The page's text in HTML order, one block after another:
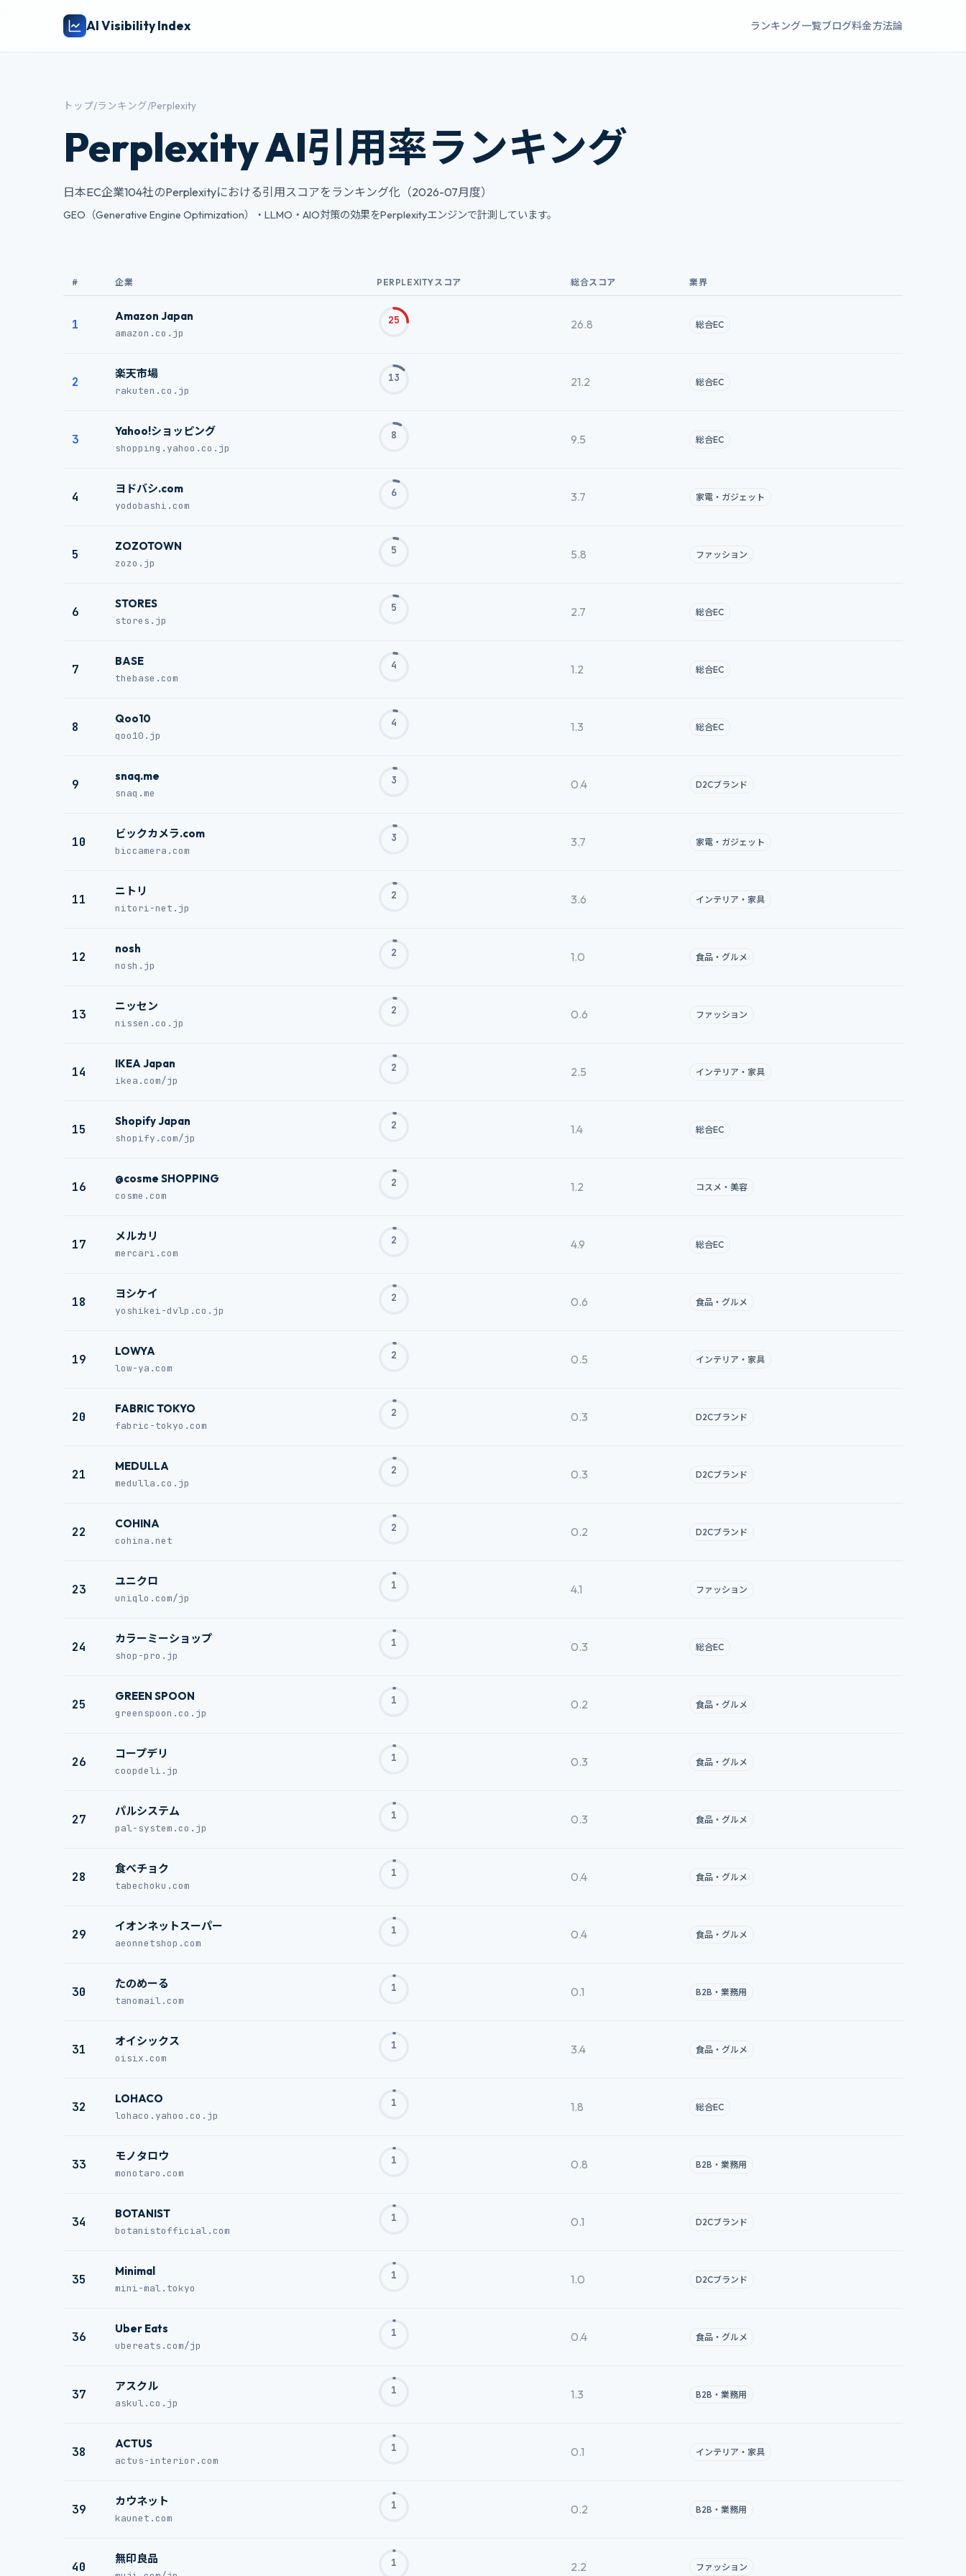
AI Visibility Index ランキング一覧ブログ料金方法論
トップ/ランキング/Perplexity
Perplexity AI引用率ランキング
日本EC企業104社のPerplexityにおける引用スコアをランキング化（2026-07月度）
GEO（Generative Engine Optimization）・LLMO・AIO対策の効果をPerplexityエンジンで計測しています。
# 企業 PERPLEXITYスコア 総合スコア 業界
1
Amazon Japan
amazon.co.jp
25 26.8 総合EC
2
楽天市場
rakuten.co.jp
13 21.2 総合EC
3
Yahoo!ショッピング
shopping.yahoo.co.jp
8 9.5 総合EC
4
ヨドバシ.com
yodobashi.com
6 3.7 家電・ガジェット
5
ZOZOTOWN
zozo.jp
5 5.8 ファッション
6
STORES
stores.jp
5 2.7 総合EC
7
BASE
thebase.com
4 1.2 総合EC
8
Qoo10
qoo10.jp
4 1.3 総合EC
9
snaq.me
snaq.me
3 0.4 D2Cブランド
10
ビックカメラ.com
biccamera.com
3 3.7 家電・ガジェット
11
ニトリ
nitori-net.jp
2 3.6 インテリア・家具
12
nosh
nosh.jp
2 1.0 食品・グルメ
13
ニッセン
nissen.co.jp
2 0.6 ファッション
14
IKEA Japan
ikea.com/jp
2 2.5 インテリア・家具
15
Shopify Japan
shopify.com/jp
2 1.4 総合EC
16
@cosme SHOPPING
cosme.com
2 1.2 コスメ・美容
17
メルカリ
mercari.com
2 4.9 総合EC
18
ヨシケイ
yoshikei-dvlp.co.jp
2 0.6 食品・グルメ
19
LOWYA
low-ya.com
2 0.5 インテリア・家具
20
FABRIC TOKYO
fabric-tokyo.com
2 0.3 D2Cブランド
21
MEDULLA
medulla.co.jp
2 0.3 D2Cブランド
22
COHINA
cohina.net
2 0.2 D2Cブランド
23
ユニクロ
uniqlo.com/jp
1 4.1 ファッション
24
カラーミーショップ
shop-pro.jp
1 0.3 総合EC
25
GREEN SPOON
greenspoon.co.jp
1 0.2 食品・グルメ
26
コープデリ
coopdeli.jp
1 0.3 食品・グルメ
27
パルシステム
pal-system.co.jp
1 0.3 食品・グルメ
28
食べチョク
tabechoku.com
1 0.4 食品・グルメ
29
イオンネットスーパー
aeonnetshop.com
1 0.4 食品・グルメ
30
たのめーる
tanomail.com
1 0.1 B2B・業務用
31
オイシックス
oisix.com
1 3.4 食品・グルメ
32
LOHACO
lohaco.yahoo.co.jp
1 1.8 総合EC
33
モノタロウ
monotaro.com
1 0.8 B2B・業務用
34
BOTANIST
botanistofficial.com
1 0.1 D2Cブランド
35
Minimal
mini-mal.tokyo
1 1.0 D2Cブランド
36
Uber Eats
ubereats.com/jp
1 0.4 食品・グルメ
37
アスクル
askul.co.jp
1 1.3 B2B・業務用
38
ACTUS
actus-interior.com
1 0.1 インテリア・家具
39
カウネット
kaunet.com
1 0.2 B2B・業務用
40
無印良品 1 2.2 ファッション